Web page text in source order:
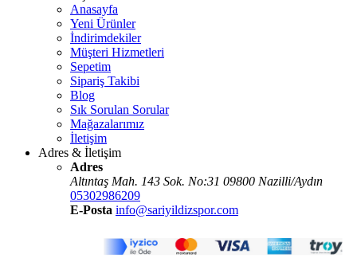
Anasayfa
Yeni Ürünler
İndirimdekiler
Müşteri Hizmetleri
Sepetim
Sipariş Takibi
Blog
Sık Sorulan Sorular
Mağazalarımız
İletişim
Adres & İletişim
Adres
Altıntaş Mah. 143 Sok. No:31 09800 Nazilli/Aydın
05302986209
E-Posta info@sariyildizspor.com